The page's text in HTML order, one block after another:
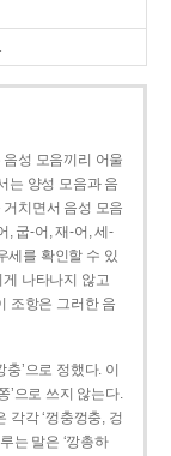
성 모음끼리 어울
는 양성 모음과 음
치면서 음성 모음
, 굽-어, 재-어, 세-
세를 확인할 수 있
나타나지 않고
조항은 그러한 음
’으로 정했다. 이
’으로 쓰지 않는다.
각각 ‘껑충껑충, 겅
는 말은 ‘깡총하